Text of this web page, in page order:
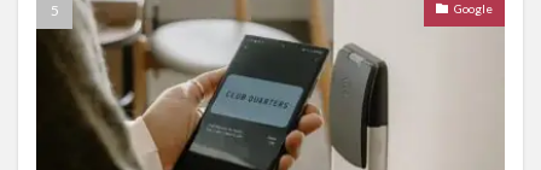
Google